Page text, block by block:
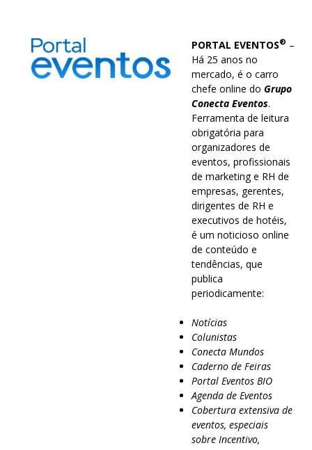
PORTAL EVENTOS® –
Há 25 anos no
mercado, é o carro
chefe online do Grupo
Conecta Eventos.
Ferramenta de leitura
obrigatória para
organizadores de
eventos, profissionais
de marketing e RH de
empresas, gerentes,
dirigentes de RH e
executivos de hotéis,
é um noticioso online
de conteúdo e
tendências, que
publica
periodicamente:
Notícias
Colunistas
Conecta Mundos
Caderno de Feiras
Portal Eventos BIO
Agenda de Eventos
Cobertura extensiva de
eventos, especiais
sobre Incentivo,